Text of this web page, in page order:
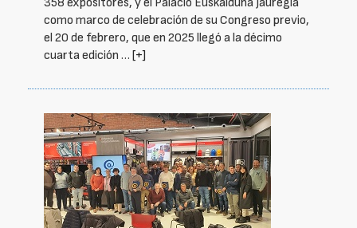
como marco de celebración de su Congreso previo,
el 20 de febrero, que en 2025 llegó a la décimo
cuarta edición … [+]